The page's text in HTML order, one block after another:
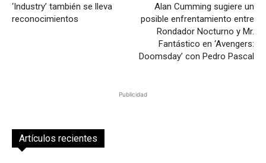
‘Industry’ también se lleva
reconocimientos
Alan Cumming sugiere un
posible enfrentamiento entre
Rondador Nocturno y Mr.
Fantástico en ‘Avengers:
Doomsday’ con Pedro Pascal
Publicidad
Artículos recientes